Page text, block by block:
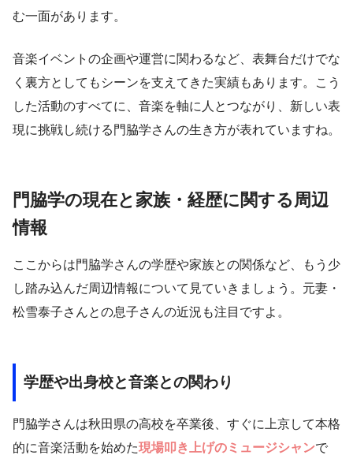
む一面があります。
音楽イベントの企画や運営に関わるなど、表舞台だけでな
く裏方としてもシーンを支えてきた実績もあります。こう
した活動のすべてに、音楽を軸に人とつながり、新しい表
現に挑戦し続ける門脇学さんの生き方が表れていますね。
門脇学の現在と家族・経歴に関する周辺
情報
ここからは門脇学さんの学歴や家族との関係など、もう少
し踏み込んだ周辺情報について見ていきましょう。元妻・
松雪泰子さんとの息子さんの近況も注目ですよ。
学歴や出身校と音楽との関わり
門脇学さんは秋田県の高校を卒業後、すぐに上京して本格
的に音楽活動を始めた現場叩き上げのミュージシャンで